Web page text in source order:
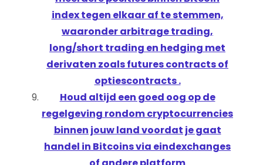
index tegen elkaar af te stemmen,
waaronder arbitrage trading,
long/short trading en hedging met
derivaten zoals futures contracts of
optiescontracts .
Houd altijd een goed oog op de
regelgeving rondom cryptocurrencies
binnen jouw land voordat je gaat
handel in Bitcoins via eindexchanges